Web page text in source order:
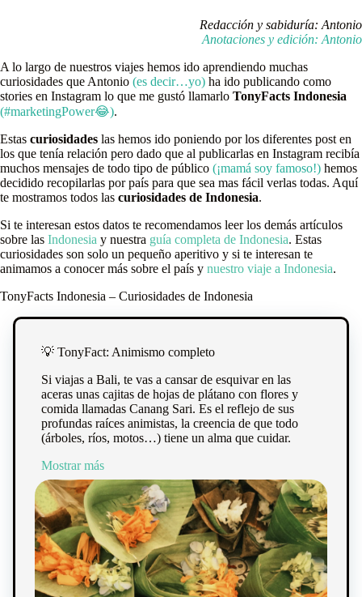
Redacción y sabiduría: Antonio
Anotaciones y edición: Antonio
A lo largo de nuestros viajes hemos ido aprendiendo muchas
curiosidades que Antonio (es decir…yo) ha ido publicando como
stories en Instagram lo que me gustó llamarlo TonyFacts Indonesia
(#marketingPower😂).
Estas curiosidades las hemos ido poniendo por los diferentes post en
los que tenía relación pero dado que al publicarlas en Instagram recibía
muchos mensajes de todo tipo de público (¡mamá soy famoso!) hemos
decidido recopilarlas por país para que sea mas fácil verlas todas. Aquí
te mostramos todos las curiosidades de Indonesia.
Si te interesan estos datos te recomendamos leer los demás artículos
sobre las Indonesia y nuestra guía completa de Indonesia. Estas
curiosidades son solo un pequeño aperitivo y si te interesan te
animamos a conocer más sobre el país y nuestro viaje a Indonesia.
TonyFacts Indonesia – Curiosidades de Indonesia
💡 TonyFact: Animismo completo
Si viajas a Bali, te vas a cansar de esquivar en las
aceras unas cajitas de hojas de plátano con flores y
comida llamadas Canang Sari. Es el reflejo de sus
profundas raíces animistas, la creencia de que todo
(árboles, ríos, motos…) tiene un alma que cuidar.
Mostrar más